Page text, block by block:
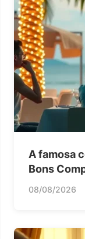
A famosa
Bons
08/08/2026